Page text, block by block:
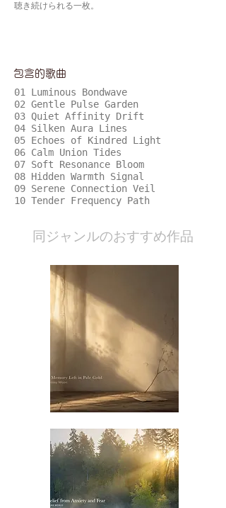
聴き続けられる一枚。
包含的歌曲
01 Luminous Bondwave
02 Gentle Pulse Garden
03 Quiet Affinity Drift
04 Silken Aura Lines
05 Echoes of Kindred Light
06 Calm Union Tides
07 Soft Resonance Bloom
08 Hidden Warmth Signal
09 Serene Connection Veil
10 Tender Frequency Path
​同ジャンルのおすすめ作品